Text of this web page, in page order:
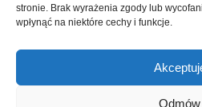
stronie. Brak wyrażenia zgody lub
wpłynąć na niektóre cechy i funkcje.
Odmów
(czytaj: rodziną).